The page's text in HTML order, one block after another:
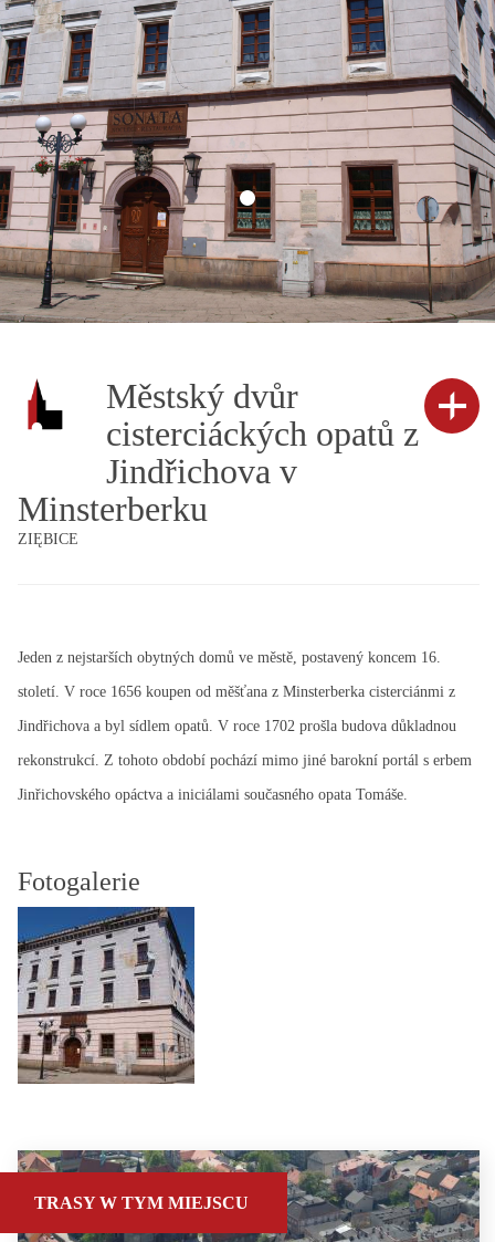
Městský dvůr
cisterciáckých opatů z
Jindřichova v
Minsterberku
ZIĘBICE
Jeden z nejstarších obytných domů ve městě, postavený koncem 16.
století. V roce 1656 koupen od měšťana z Minsterberka cisterciánmi z
Jindřichova a byl sídlem opatů. V roce 1702 prošla budova důkladnou
rekonstrukcí. Z tohoto období pochází mimo jiné barokní portál s erbem
Jinřichovského opáctva a iniciálami současného opata Tomáše.
Fotogalerie
TRASY W TYM MIEJSCU